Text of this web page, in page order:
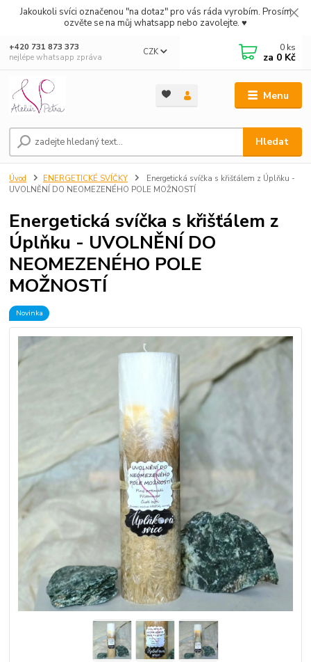
Jakoukoli svíci označenou "na dotaz" pro vás ráda vyrobím. Prosím
ozvěte se na můj whatsapp nebo zavolejte. ♥
Menu
CZK
Hledat
+420 731 873 373
nejlépe whatsapp zpráva
0 ks
za 0 Kč
Úvod ENERGETICKÉ SVÍČKY
Energetická svíčka s křišťálem z Úplňku -
UVOLNĚNÍ DO NEOMEZENÉHO POLE MOŽNOSTÍ
Energetická svíčka s křišťálem z
Úplňku - UVOLNĚNÍ DO
NEOMEZENÉHO POLE
MOŽNOSTÍ
Novinka